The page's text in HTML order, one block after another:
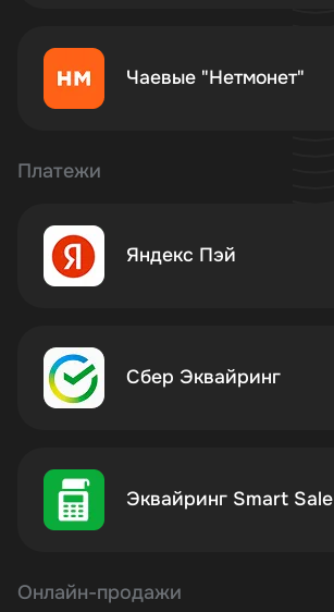
Чаевые "Нетмонет"
Платежи
Яндекс Пэй
Сбер Эквайринг
Эквайринг Smart Sale
Онлайн-продажи